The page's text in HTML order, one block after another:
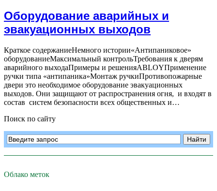
противопожарной
защиты
Оборудование аварийных и
эвакуационных выходов
Краткое содержаниеНемного истории«Антипаниковое»
оборудованиеМаксимальный контрольТребования к дверям
аварийного выходаПримеры и решенияABLOYПрименение
ручки типа «антипаника»Монтаж ручкиПротивопожарные
двери это необходимое оборудование эвакуационных
выходов. Они защищают от распространения огня, и входят в
состав систем безопасности всех общественных и…
выходов
Поиск по сайту
Облако меток